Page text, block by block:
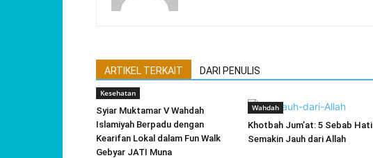
ARTIKEL TERKAIT DARI PENULIS
Kesehatan
Syiar Muktamar V Wahdah
Islamiyah Berpadu dengan
Kearifan Lokal dalam Fun Walk
Gebyar JATI Muna
Wahdah
Khotbah Jum’at: 5 Sebab Hati
Semakin Jauh dari Allah